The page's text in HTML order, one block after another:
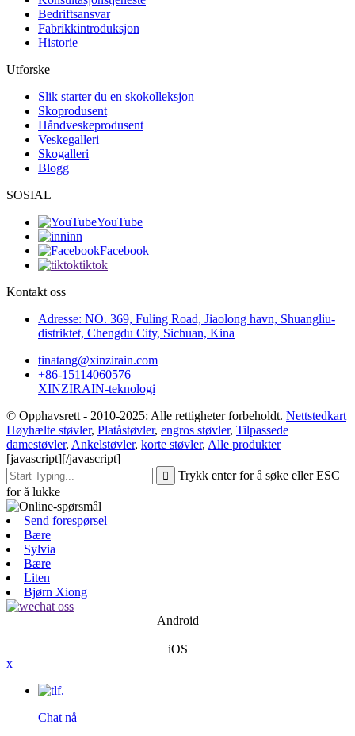
Bedriftsansvar
Fabrikkintroduksjon
Historie
Utforske
Slik starter du en skokolleksjon
Skoprodusent
Håndveskeprodusent
Veskegalleri
Skogalleri
Blogg
SOSIAL
YouTube
inn
Facebook
tiktok
Kontakt oss
Adresse: NO. 369, Fuling Road, Jiaolong havn, Shuangliu-
distriktet, Chengdu City, Sichuan, Kina
tinatang@xinzirain.com
+86-15114060576
XINZIRAIN-teknologi
© Opphavsrett - 2010-2025: Alle rettigheter forbeholdt. Nettstedkart
Høyhælte støvler, Platåstøvler, engros støvler, Tilpassede
damestøvler, Ankelstøvler, korte støvler, Alle produkter
[javascript][/javascript]
Trykk enter for å søke eller ESC
for å lukke
Send forespørsel
Bære
Sylvia
Bære
Liten
Bjørn Xiong
Android
iOS
x
Chat nå